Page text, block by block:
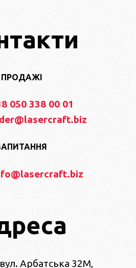
ПРОДАЖІ
050 338 00 01
Арбатська 32М,